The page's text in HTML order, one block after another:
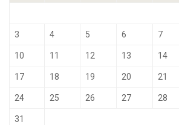
3 4 5 6 7
10 11 12 13 14
17 18 19 20 21
24 25 26 27 28
31